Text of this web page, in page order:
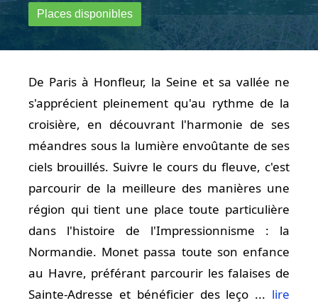
Places disponibles
De Paris à Honfleur, la Seine et sa vallée ne
s'apprécient pleinement qu'au rythme de la
croisière, en découvrant l'harmonie de ses
méandres sous la lumière envoûtante de ses
ciels brouillés. Suivre le cours du fleuve, c'est
parcourir de la meilleure des manières une
région qui tient une place toute particulière
dans l'histoire de l'Impressionnisme : la
Normandie. Monet passa toute son enfance
au Havre, préférant parcourir les falaises de
Sainte-Adresse et bénéficier des leço ... lire